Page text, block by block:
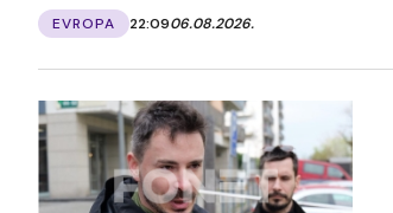
EVROPA 22:0906.08.2026.